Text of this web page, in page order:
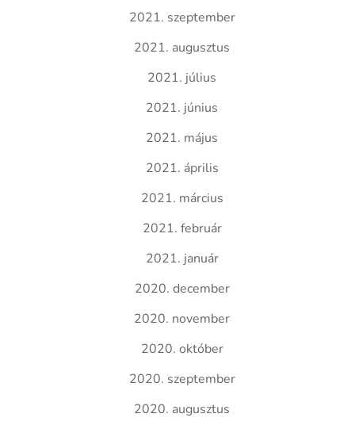
2021. szeptember
2021. augusztus
2021. július
2021. június
2021. május
2021. április
2021. március
2021. február
2021. január
2020. december
2020. november
2020. október
2020. szeptember
2020. augusztus